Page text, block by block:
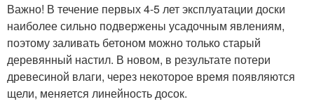
Важно! В течение первых 4-5 лет эксплуатации доски
наиболее сильно подвержены усадочным явлениям,
поэтому заливать бетоном можно только старый
деревянный настил. В новом, в результате потери
древесиной влаги, через некоторое время появляются
щели, меняется линейность досок.